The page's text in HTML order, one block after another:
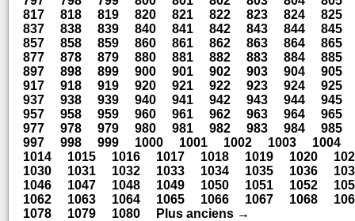
817
818 819 820 821 822 823 824
825
837
838 839 840 841 842 843 844
845
857
858 859 860 861 862 863 864
865
877
878 879 880 881 882 883 884
885
897
898 899 900 901 902 903 904
905
917
918 919 920 921 922 923 924
925
937
938 939 940 941 942 943 944
945
957
958 959 960 961 962 963 964
965
977
978 979 980 981 982 983 984
985
997
998 999 1000 1001 1002 1003
1004
1014
1015 1016 1017 1018 1019 1020
1030
1031 1032 1033 1034 1035 1036
1046
1047 1048 1049 1050 1051 1052
1062
1063 1064 1065 1066 1067 1068
1078
1079 1080 Plus anciens →